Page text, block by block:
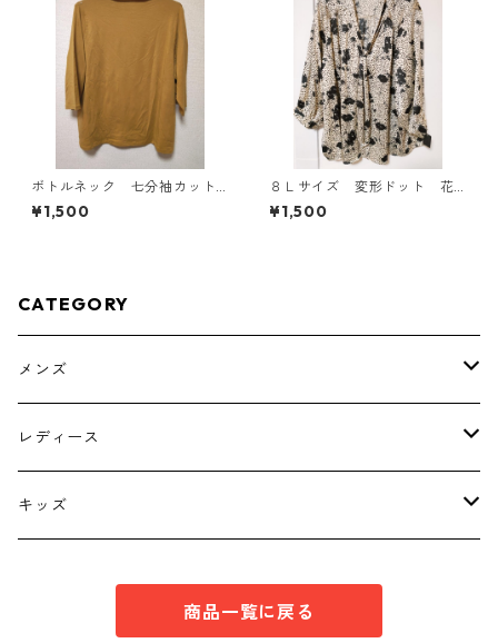
ボトルネック 七分袖カット
ソー ４Ｌ マスタード KA
E-4817
¥1,500
８Ｌサイズ 変形ドット 花
柄 ボウタイブラウス オフ
ホワイト KAE-4769
¥1,500
CATEGORY
メンズ
トップス
ボトムス
レディース
トップス
キッズ
商品一覧に戻る